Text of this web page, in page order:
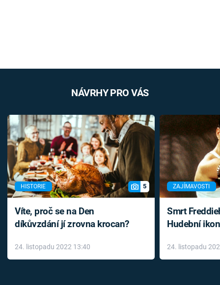
NÁVRHY PRO VÁS
HISTORIE 5
Víte, proč se na Den
díkůvzdání jí zrovna krocan?
24. listopadu 2022 13:40
ZAJÍMAVOSTI
Smrt
Hudební
léky
24. listopadu